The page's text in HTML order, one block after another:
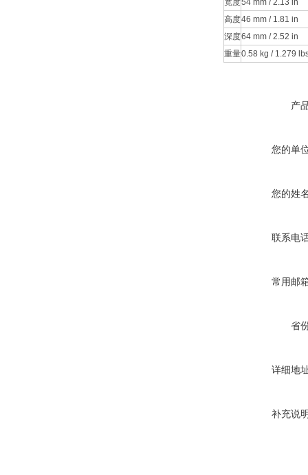
宽度54 mm / 2.13 in
高度46 mm / 1.81 in
深度64 mm / 2.52 in
重量0.58 kg / 1.279
产
您的单
您的姓
联系电
常用邮
省
详细地
补充说